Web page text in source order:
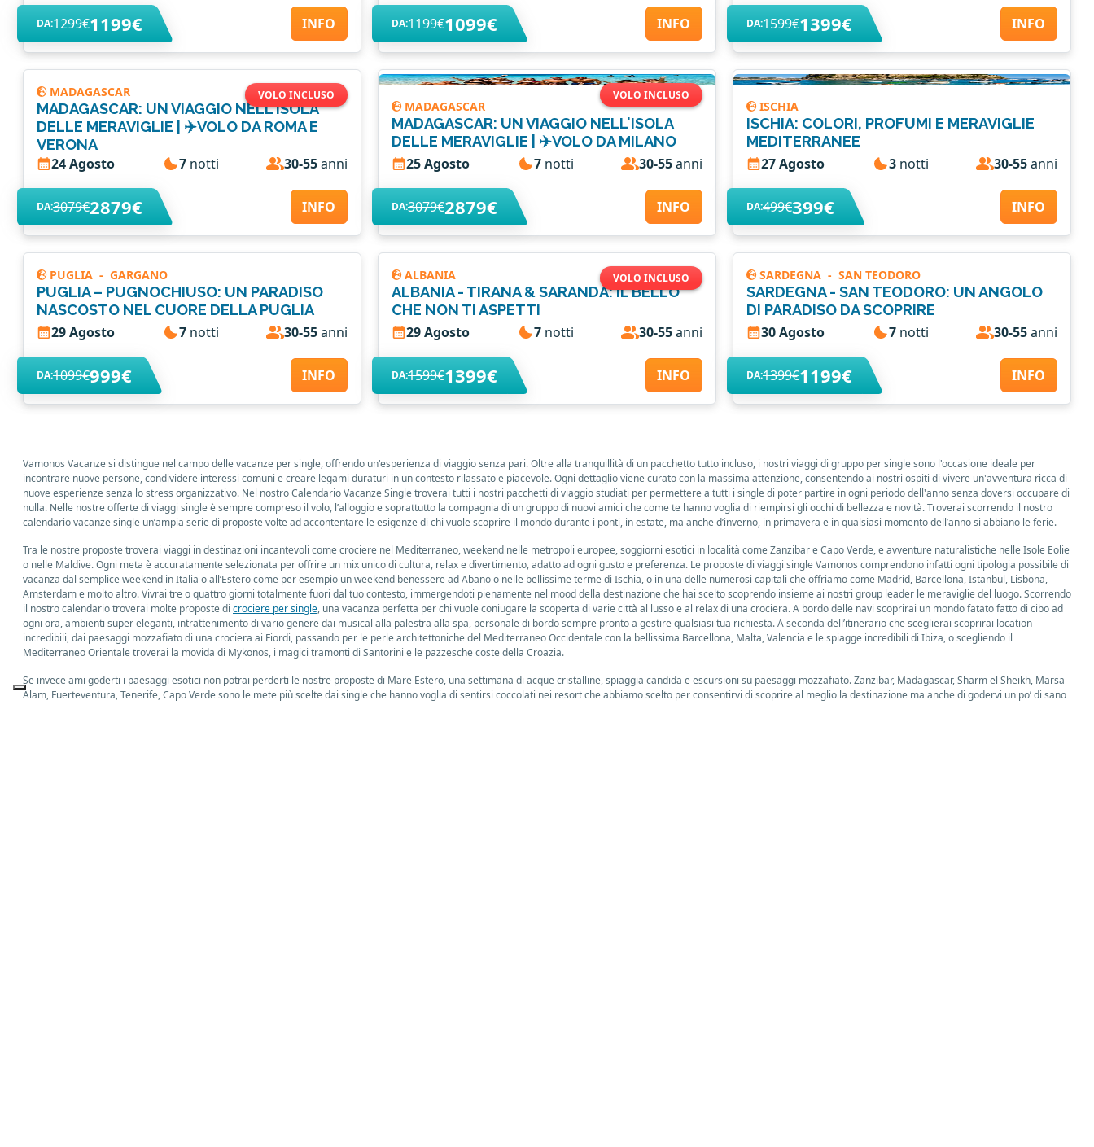
DA:1299€1199€ INFO DA:1199€1099€ INFO DA:1599€1399€ INFO
VOLO INCLUSO
MADAGASCAR
MADAGASCAR: UN VIAGGIO NELL'ISOLA
DELLE MERAVIGLIE | ✈️VOLO DA ROMA E
VERONA
24 Agosto 7notti 30-55anni
DA:3079€2879€ INFO
VOLO INCLUSO
MADAGASCAR
MADAGASCAR: UN VIAGGIO NELL'ISOLA
DELLE MERAVIGLIE | ✈️VOLO DA MILANO
25 Agosto 7notti 30-55anni
DA:3079€2879€ INFO
ISCHIA
ISCHIA: COLORI, PROFUMI E MERAVIGLIE
MEDITERRANEE
27 Agosto 3notti 30-55anni
DA:499€399€ INFO
PUGLIA - GARGANO
PUGLIA – PUGNOCHIUSO: UN PARADISO
NASCOSTO NEL CUORE DELLA PUGLIA
29 Agosto 7notti 30-55anni
DA:1099€999€ INFO
VOLO INCLUSO
ALBANIA
ALBANIA - TIRANA & SARANDA: IL BELLO
CHE NON TI ASPETTI
29 Agosto 7notti 30-55anni
DA:1599€1399€ INFO
SARDEGNA - SAN TEODORO
SARDEGNA - SAN TEODORO: UN ANGOLO
DI PARADISO DA SCOPRIRE
30 Agosto 7notti 30-55anni
DA:1399€1199€ INFO
Vamonos Vacanze si distingue nel campo delle vacanze per single, offrendo un'esperienza di viaggio senza pari. Oltre alla tranquillità di un pacchetto tutto incluso, i nostri viaggi di gruppo per single sono l'occasione ideale per
incontrare nuove persone, condividere interessi comuni e creare legami duraturi in un contesto rilassato e piacevole. Ogni dettaglio viene curato con la massima attenzione, consentendo ai nostri ospiti di vivere un'avventura ricca di
nuove esperienze senza lo stress organizzativo. Nel nostro Calendario Vacanze Single troverai tutti i nostri pacchetti di viaggio studiati per permettere a tutti i single di poter partire in ogni periodo dell'anno senza doversi occupare di
nulla. Nelle nostre offerte di viaggi single è sempre compreso il volo, l’alloggio e soprattutto la compagnia di un gruppo di nuovi amici che come te hanno voglia di riempirsi gli occhi di bellezza e novità. Troverai scorrendo il nostro
calendario vacanze single un’ampia serie di proposte volte ad accontentare le esigenze di chi vuole scoprire il mondo durante i ponti, in estate, ma anche d’inverno, in primavera e in qualsiasi momento dell’anno si abbiano le ferie.
Tra le nostre proposte troverai viaggi in destinazioni incantevoli come crociere nel Mediterraneo, weekend nelle metropoli europee, soggiorni esotici in località come Zanzibar e Capo Verde, e avventure naturalistiche nelle Isole Eolie
o nelle Maldive. Ogni meta è accuratamente selezionata per offrire un mix unico di cultura, relax e divertimento, adatto ad ogni gusto e preferenza. Le proposte di viaggi single Vamonos comprendono infatti ogni tipologia possibile di
vacanza dal semplice weekend in Italia o all’Estero come per esempio un weekend benessere ad Abano o nelle bellissime terme di Ischia, o in una delle numerosi capitali che offriamo come Madrid, Barcellona, Istanbul, Lisbona,
Amsterdam e molto altro. Vivrai tre o quattro giorni totalmente fuori dal tuo contesto, immergendoti pienamente nel mood della destinazione che hai scelto scoprendo insieme ai nostri group leader le meraviglie del luogo. Scorrendo
il nostro calendario troverai molte proposte di crociere per single, una vacanza perfetta per chi vuole coniugare la scoperta di varie città al lusso e al relax di una crociera. A bordo delle navi scoprirai un mondo fatato fatto di cibo ad
ogni ora, ambienti super eleganti, intrattenimento di vario genere dai musical alla palestra alla spa, personale di bordo sempre pronto a gestire qualsiasi tua richiesta. A seconda dell’itinerario che sceglierai scoprirai location
incredibili, dai paesaggi mozzafiato di una crociera ai Fiordi, passando per le perle architettoniche del Mediterraneo Occidentale con la bellissima Barcellona, Malta, Valencia e le spiagge incredibili di Ibiza, o scegliendo il
Mediterraneo Orientale troverai la movida di Mykonos, i magici tramonti di Santorini e le pazzesche coste della Croazia.
Se invece ami goderti i paesaggi esotici non potrai perderti le nostre proposte di Mare Estero, una settimana di acque cristalline, spiaggia candida e escursioni su paesaggi mozzafiato. Zanzibar, Madagascar, Sharm el Sheikh, Marsa
Alam, Fuerteventura, Tenerife, Capo Verde sono le mete più scelte dai single che hanno voglia di sentirsi coccolati nei resort che abbiamo scelto per consentirvi di scoprire al meglio la destinazione ma anche di godervi un po’ di sano